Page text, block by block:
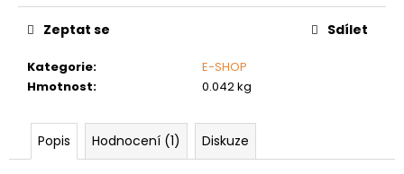
Kategorie:
E-SHOP
Hmotnost: 0.042 kg
Zeptat se Sdílet
Popis Hodnocení (1) Diskuze
r
u
u
m